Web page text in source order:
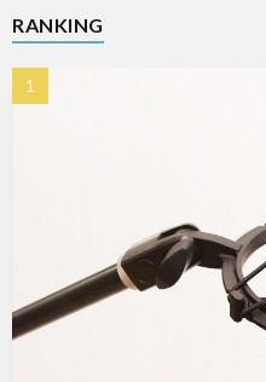
RANKING